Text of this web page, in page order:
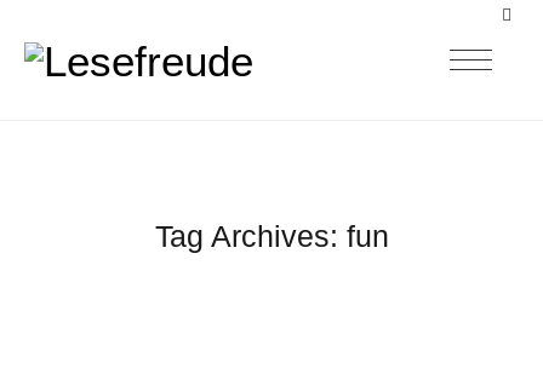
Tag Archives: fun